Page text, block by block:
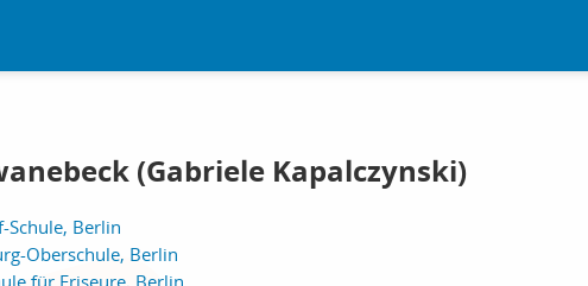
(Gabriele Kapalczynski)
Schule, Berlin
Oberschule, Berlin
für Friseure, Berlin